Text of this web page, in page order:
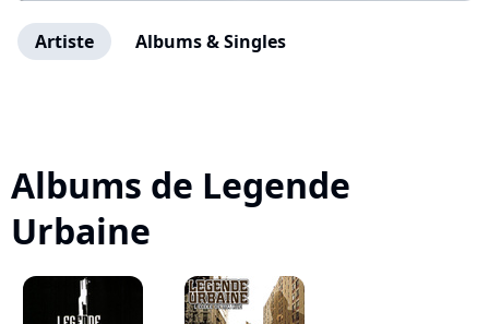
Artiste Albums & Singles
Albums de Legende
Urbaine